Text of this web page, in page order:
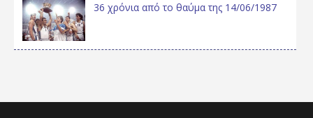
36 χρόνια από το θαύμα της 14/06/1987